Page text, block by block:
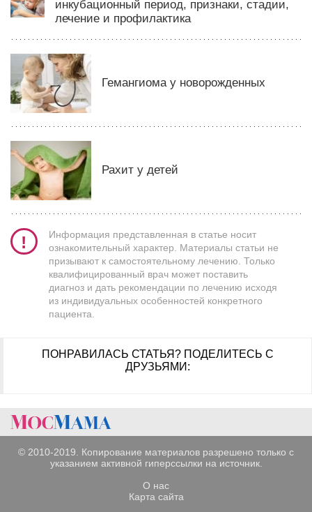
инкубационный период, признаки, стадии,
лечение и профилактика
Гемангиома у новорожденных
Рахит у детей
Информация представленная в статье носит
ознакомительный характер. Материалы статьи не
призывают к самостоятельному лечению. Только
квалифицированный врач может поставить
диагноз и дать рекомендации по лечению исходя
из индивидуальных особенностей конкретного
пациента.
ПОНРАВИЛАСЬ СТАТЬЯ? ПОДЕЛИТЕСЬ С
ДРУЗЬЯМИ:
© 2010-2019. Копирование материалов разрешено только с
указанием активной гиперссылки на источник.
О нас
Карта сайта